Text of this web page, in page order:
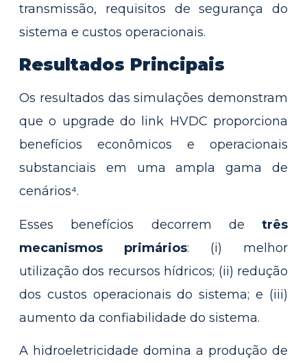
transmissão, requisitos de segurança do
sistema e custos operacionais.
Resultados Principais
Os resultados das simulações demonstram
que o upgrade do link HVDC proporciona
benefícios econômicos e operacionais
substanciais em uma ampla gama de
cenários⁴.
Esses benefícios decorrem de três
mecanismos primários: (i) melhor
utilização dos recursos hídricos; (ii) redução
dos custos operacionais do sistema; e (iii)
aumento da confiabilidade do sistema.
A hidroeletricidade domina a produção de